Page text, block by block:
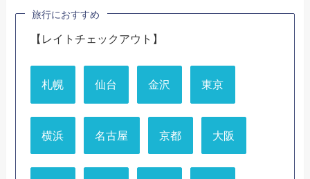
旅行におすすめ
【レイトチェックアウト】
札幌 仙台 金沢 東京
横浜 名古屋 京都 大阪